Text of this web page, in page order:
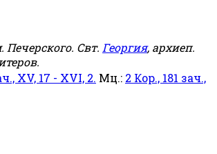
Печерского. Свт. Георгия, архиеп.
XV, 17 - XVI, 2. Мц.: 2 Кор., 181 зач.,